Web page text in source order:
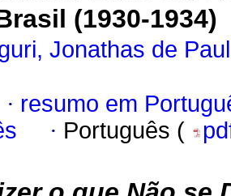
(1930-1934)
Jonathas de
· resumo em
· Português (